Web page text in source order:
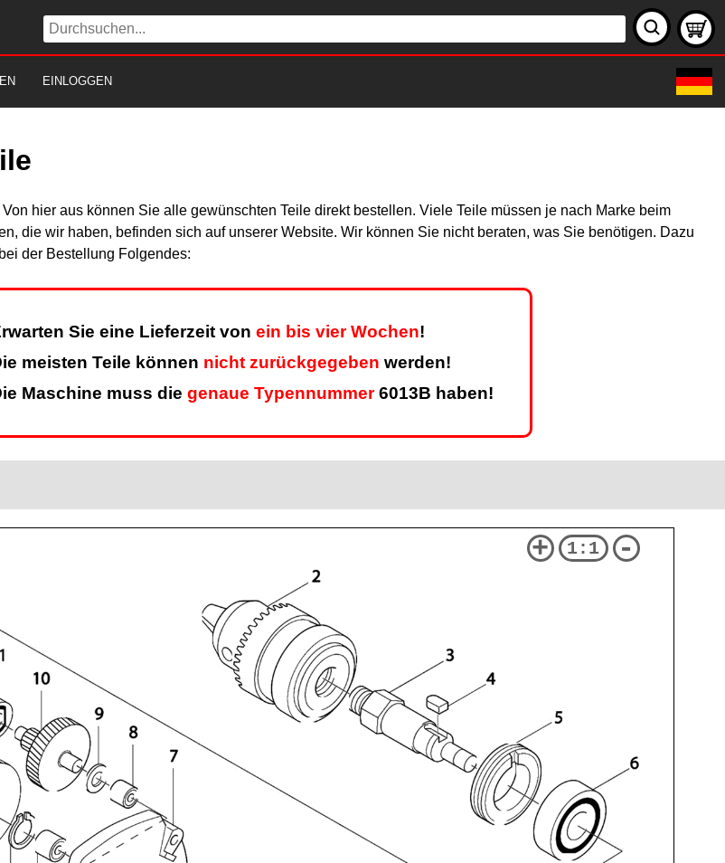
EINLOGGEN
hier aus können Sie alle gewünschten Teile direkt bestellen. Viele Teile müssen je nach Marke beim
die wir haben, befinden sich auf unserer Website. Wir können Sie nicht beraten, was Sie benötigen. Dazu
der Bestellung Folgendes:
Sie eine Lieferzeit von ein bis vier Wochen!
meisten Teile können nicht zurückgegeben werden!
Maschine muss die genaue Typennummer6013B haben!
+ 1:1 -